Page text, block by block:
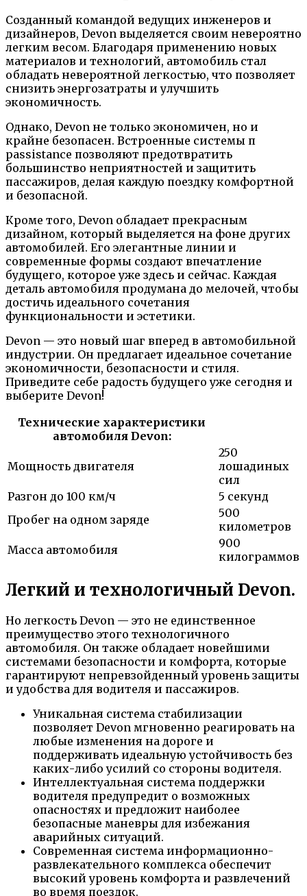
Созданный командой ведущих инженеров и
дизайнеров, Devon выделяется своим невероятно
легким весом. Благодаря применению новых
материалов и технологий, автомобиль стал
обладать невероятной легкостью, что позволяет
снизить энергозатраты и улучшить
экономичность.
Однако, Devon не только экономичен, но и
крайне безопасен. Встроенные системы п
passistance позволяют предотвратить
большинство неприятностей и защитить
пассажиров, делая каждую поездку комфортной
и безопасной.
Кроме того, Devon обладает прекрасным
дизайном, который выделяется на фоне других
автомобилей. Его элегантные линии и
современные формы создают впечатление
будущего, которое уже здесь и сейчас. Каждая
деталь автомобиля продумана до мелочей, чтобы
достичь идеального сочетания
функциональности и эстетики.
Devon — это новый шаг вперед в автомобильной
индустрии. Он предлагает идеальное сочетание
экономичности, безопасности и стиля.
Приведите себе радость будущего уже сегодня и
выберите Devon!
Технические характеристики
автомобиля Devon:
Мощность двигателя
250
лошадиных
сил
Разгон до 100 км/ч
5 секунд
Пробег на одном заряде
500
километров
Масса автомобиля
900
килограммов
Легкий и технологичный Devon.
Но легкость Devon — это не единственное
преимущество этого технологичного
автомобиля. Он также обладает новейшими
системами безопасности и комфорта, которые
гарантируют непревзойденный уровень защиты
и удобства для водителя и пассажиров.
Уникальная система стабилизации
позволяет Devon мгновенно реагировать на
любые изменения на дороге и
поддерживать идеальную устойчивость без
каких-либо усилий со стороны водителя.
Интеллектуальная система поддержки
водителя предупредит о возможных
опасностях и предложит наиболее
безопасные маневры для избежания
аварийных ситуаций.
Современная система информационно-
развлекательного комплекса обеспечит
высокий уровень комфорта и развлечений
во время поездок.